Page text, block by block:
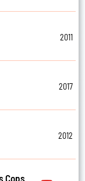
2011
2017
2012
Cops